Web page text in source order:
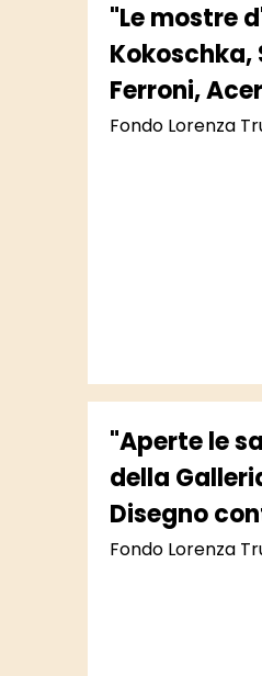
"Le mostre
Kokoschka,
Ferroni,
Fondo Lorenza
"Aperte le
della
Disegno
Bassano;
Fondo Lorenza